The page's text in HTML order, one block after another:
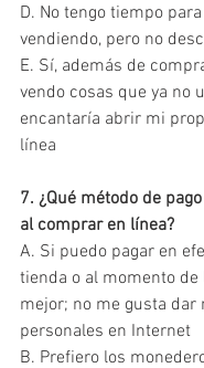
D. No tengo tiempo
vendiendo, pero no
E. Sí, además de
vendo cosas que ya no
encantaría abrir mi
línea
7. ¿Qué método de
al comprar en línea?
A. Si puedo pagar en
tienda o al momento de
mejor; no me gusta dar
personales en Internet
B. Prefiero los